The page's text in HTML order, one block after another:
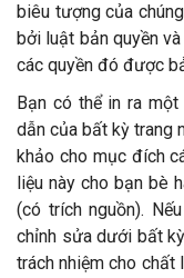
biêu tượng của
bởi luật bản quyền
các quyền đó được
Bạn có thể in ra
dẫn của bất kỳ trang
khảo cho mục đích
liệu này cho bạn bè
(có trích nguồn).
chỉnh sửa dưới bất
trách nhiệm cho